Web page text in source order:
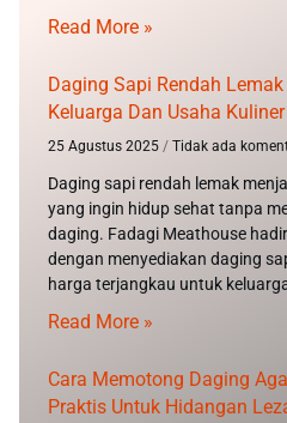
Read More »
Daging Sapi Rendah
Keluarga Dan Usaha Kuliner
25 Agustus 2025 Tidak ada
Daging sapi rendah lemak
yang ingin hidup sehat tanpa
daging. Fadagi Meathouse
dengan menyediakan daging
harga terjangkau untuk
Read More »
Cara Memotong Daging
Praktis Untuk Hidangan